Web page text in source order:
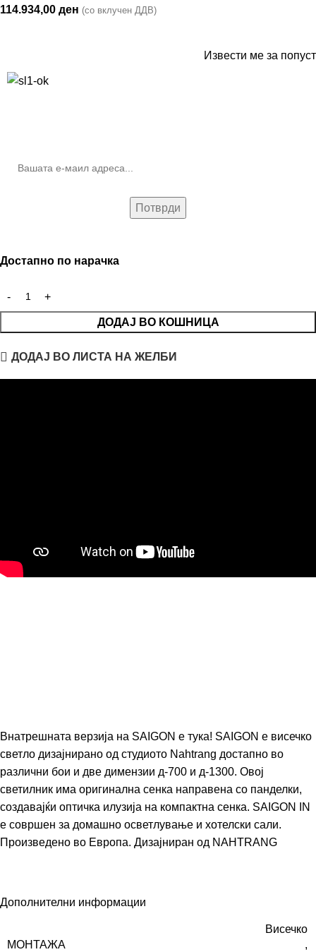
114.934,00 ден (со вклучен ДДВ)
Извести ме за попуст
Достапно по нарачка
ДОДАЈ ВО КОШНИЦА
ДОДАЈ ВО ЛИСТА НА ЖЕЛБИ
Внатрешната верзија на SAIGON е тука! SAIGON е висечко
светло дизајнирано од студиото Nahtrang достапно во
различни бои и две димензии д-700 и д-1300. Овој
светилник има оригинална сенка направена со панделки,
создавајќи оптичка илузија на компактна сенка. SAIGON IN
е совршен за домашно осветлување и хотелски сали.
Произведено во Европа. Дизајниран од NAHTRANG
Дополнителни информации
МОНТАЖА
Висечко
,